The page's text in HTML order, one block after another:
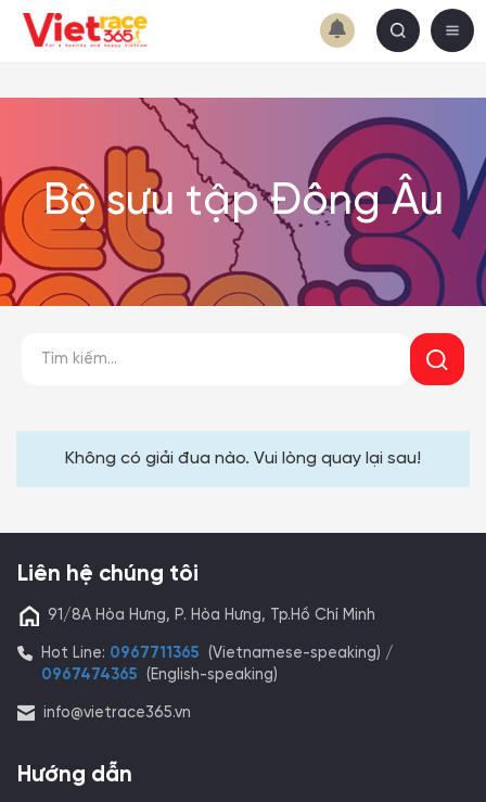
Bộ sưu tập Đông Âu
Không có giải đua nào. Vui lòng quay lại sau!
Liên hệ chúng tôi
91/8A Hòa Hưng, P. Hòa Hưng, Tp.Hồ Chí Minh
Hot Line: 0967711365 (Vietnamese-speaking) /
0967474365 (English-speaking)
info@vietrace365.vn
Hướng dẫn